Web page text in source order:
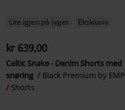
Lite igjen på lager Eksklusiv
kr 639,00
Celtic Snake - Denim Shorts med
snøring
Black Premium by EMP
Shorts